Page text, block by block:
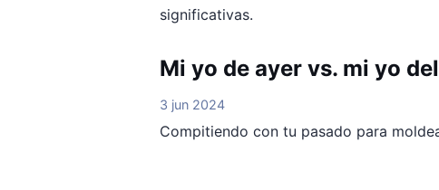
significativas.
Mi yo de ayer vs. mi yo
3 jun 2024
Compitiendo con tu pasado para